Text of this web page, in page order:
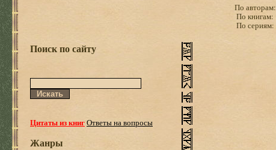
По авторам:
По книгам:
По сериям:
Поиск по сайту
Цитаты из книгОтветы на вопросы
Жанры